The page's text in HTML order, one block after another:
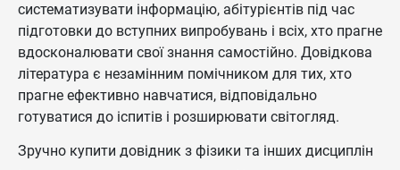
систематизувати інформацію, абітурієнтів під час
підготовки до вступних випробувань і всіх, хто прагне
вдосконалювати свої знання самостійно. Довідкова
література є незамінним помічником для тих, хто
прагне ефективно навчатися, відповідально
готуватися до іспитів і розширювати світогляд.
Зручно купити довідник з фізики та інших дисциплін